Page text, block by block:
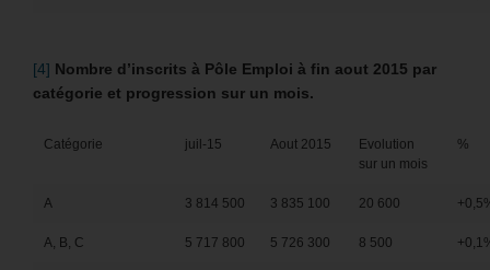
[4] Nombre d’inscrits à Pôle Emploi à fin aout 2015 par
catégorie et progression sur un mois.
Catégorie juil-15 Aout 2015
Evolution
sur un mois
%
A 3 814 500 3 835 100 20 600
A, B, C 5 717 800 5 726 300 8 500